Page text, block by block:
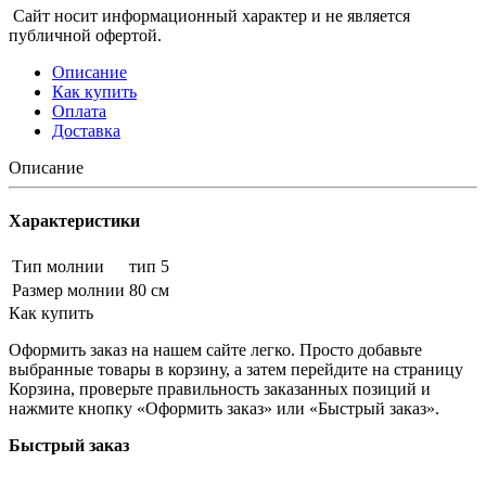
Сайт носит информационный характер и не является
публичной офертой.
Описание
Как купить
Оплата
Доставка
Описание
Характеристики
Тип молнии
тип 5
Размер молнии 80 см
Как купить
Оформить заказ на нашем сайте легко. Просто добавьте
выбранные товары в корзину, а затем перейдите на страницу
Корзина, проверьте правильность заказанных позиций и
нажмите кнопку «Оформить заказ» или «Быстрый заказ».
Быстрый заказ